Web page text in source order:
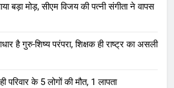
बड़ा मोड़, सीएम विजय की पत्नी संगीता ने वापस
है गुरु-शिष्य परंपरा, शिक्षक ही राष्ट्र का असली
परिवार के 5 लोगों की मौत, 1 लापता